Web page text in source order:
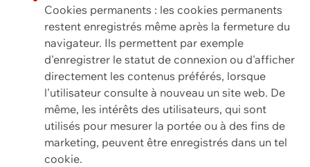
Cookies permanents : les cookies permanents
restent enregistrés même après la fermeture du
navigateur. Ils permettent par exemple
d'enregistrer le statut de connexion ou d'afficher
directement les contenus préférés, lorsque
l'utilisateur consulte à nouveau un site web. De
même, les intérêts des utilisateurs, qui sont
utilisés pour mesurer la portée ou à des fins de
marketing, peuvent être enregistrés dans un tel
cookie.